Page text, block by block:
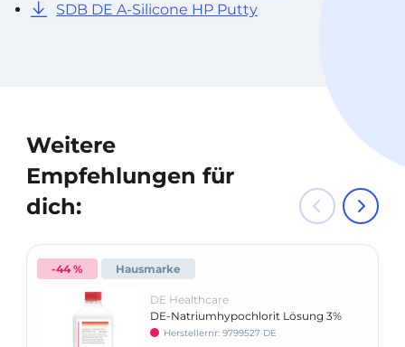
SDB DE A-Silicone HP Putty
Weitere
Empfehlungen für
dich:
-44 % Hausmarke
DE Healthcare
DE-Natriumhypochlorit Lösung 3%
Herstellernr: 9799527 DE